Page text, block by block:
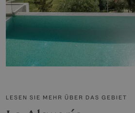
LESEN SIE MEHR ÜBER DAS GEBIET